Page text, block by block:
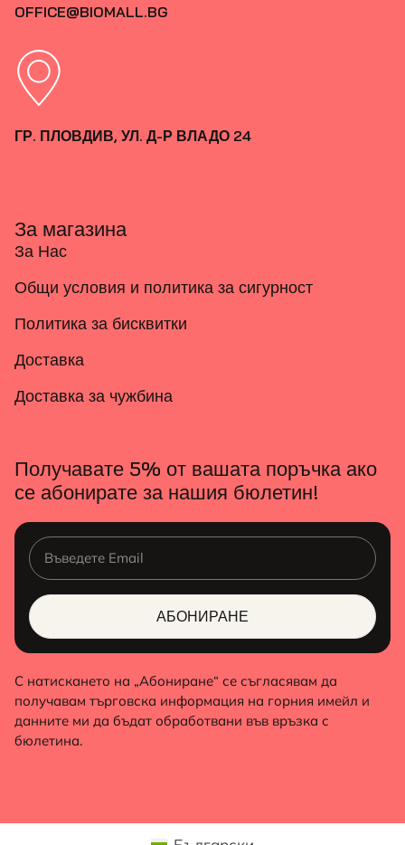
OFFICE@BIOMALL.BG
ГР. ПЛОВДИВ, УЛ. Д-Р ВЛАДО 24
За магазина
За Нас
Общи условия и политика за сигурност
Политика за бисквитки
Доставка
Доставка за чужбина
Получавате 5% от вашата поръчка ако
се абонирате за нашия бюлетин!
АБОНИРАНЕ
ALTERNATIVE:
С натискането на „Абониране“ се съгласявам да
получавам търговска информация на горния имейл и
данните ми да бъдат обработвани във връзка с
бюлетина.